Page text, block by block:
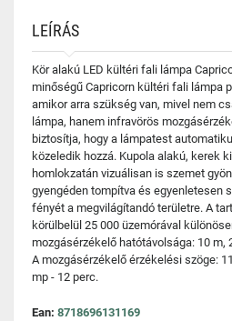
LEÍRÁS
Kör alakú LED kültéri fali lámpa
minőségű Capricorn kültéri fali lámpa
amikor arra szükség van, mivel nem
lámpa, hanem infravörös
biztosítja, hogy a lámpatest
közeledik hozzá. Kupola alakú, kerek
homlokzatán vizuálisan is szemet
gyengéden tompítva és egyenletesen
fényét a megvilágítandó területre. A
körülbelül 25 000 üzemórával
mozgásérzékelő hatótávolsága: 10 m,
A mozgásérzékelő érzékelési szöge:
mp - 12 perc.
Ean: 8718696131169